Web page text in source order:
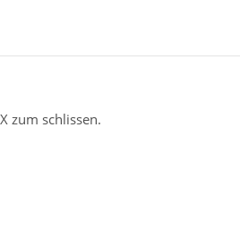
zum schlissen.